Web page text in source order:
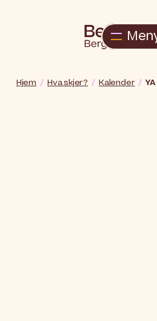
Hjem Hva skjer? Kalender YA